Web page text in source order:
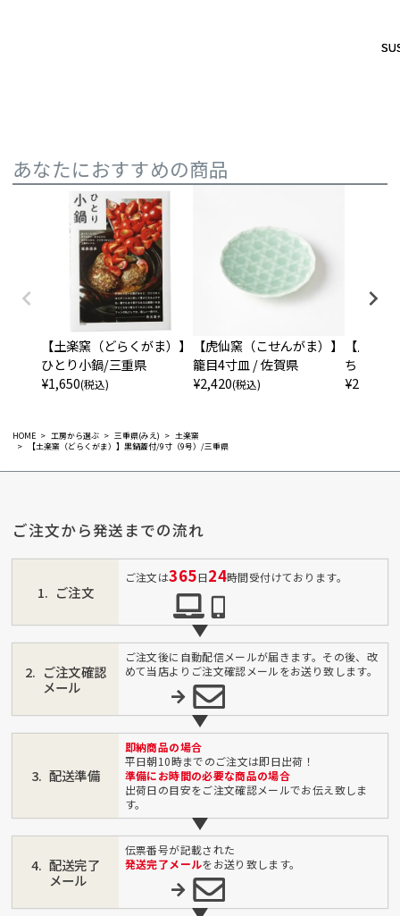
HOME 工房から選ぶ 三重県(みえ)
土楽窯
【土楽窯（どらくがま）】黒鍋蓋付/9寸（9号）/三重県
あなたにおすすめの商品
【土楽窯（どらくがま）】
ひとり小鍋/三重県
¥1,650(税込)
【虎仙窯（こせんがま）】
籠目4寸皿 / 佐賀県
¥2,420(税込)
【土楽
ちりれん
¥2,750
ご注文から発送までの流れ
ご注文
ご注文は365日24時間受付けております。
ご注文確認
メール
ご注文後に自動配信メールが届きます。その後、改
めて当店よりご注文確認メールをお送り致します。
配送準備
即納商品の場合
平日朝10時までのご注文は即日出荷！
準備にお時間の必要な商品の場合
出荷日の目安をご注文確認メールでお伝え致しま
す。
配送完了
メール
伝票番号が記載された
発送完了メールをお送り致します。